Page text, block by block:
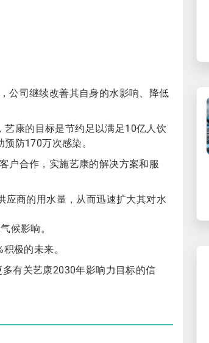
公司继续改善其自身的水影响、降低
康的目标是节约足以满足10亿人饮
防170万次感染。
户合作，实施艺康的解决方案和服
应商的用水量，从而迅速扩大其对水
候影响。
极的未来。
多有关艺康2030年影响力目标的信